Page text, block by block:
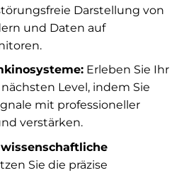
Darstellung von
und Daten auf
Erleben Sie Ihr
Level, indem Sie
mit professioneller
verstärken.
Sie die präzise